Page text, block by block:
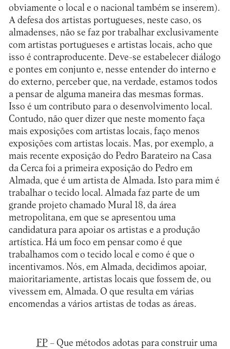
obviamente o local e o nacional também se inserem).
A defesa dos artistas portugueses, neste caso, os
almadenses, não se faz por trabalhar exclusivamente
com artistas portugueses e artistas locais, acho que
isso é contraproducente. Deve-se estabelecer diálogo
e pontes em conjunto e, nesse entender do interno e
do externo, perceber que, na verdade, estamos todos
a pensar de alguma maneira das mesmas formas.
Isso é um contributo para o desenvolvimento local.
Contudo, não quer dizer que neste momento faça
mais exposições com artistas locais, faço menos
exposições com artistas locais. Mas, por exemplo, a
mais recente exposição do Pedro Barateiro na Casa
da Cerca foi a primeira exposição do Pedro em
Almada, que é um artista de Almada. Isto para mim é
trabalhar o tecido local. Almada faz parte de um
grande projeto chamado Mural 18, da área
metropolitana, em que se apresentou uma
candidatura para apoiar os artistas e a produção
artística. Há um foco em pensar como é que
trabalhamos com o tecido local e como é que o
incentivamos. Nós, em Almada, decidimos apoiar,
maioritariamente, artistas locais que fossem de, ou
vivessem em, Almada. O que resulta em várias
encomendas a vários artistas de todas as áreas.
FP– Que métodos adotas para construir uma